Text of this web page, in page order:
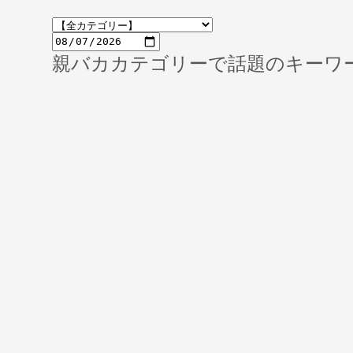
親バカカテゴリーで話題のキーワ